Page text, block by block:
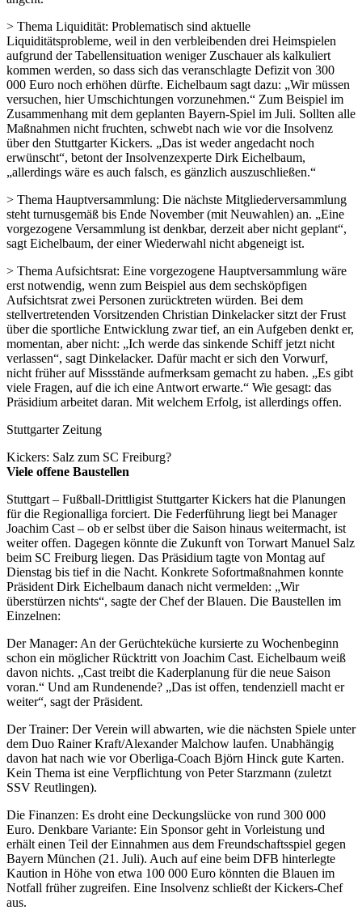
> Thema Liquidität: Problematisch sind aktuelle
Liquiditätsprobleme, weil in den verbleibenden drei Heimspielen
aufgrund der Tabellensituation weniger Zuschauer als kalkuliert
kommen werden, so dass sich das veranschlagte Defizit von 300
000 Euro noch erhöhen dürfte. Eichelbaum sagt dazu: „Wir müssen
versuchen, hier Umschichtungen vorzunehmen.“ Zum Beispiel im
Zusammenhang mit dem geplanten Bayern-Spiel im Juli. Sollten alle
Maßnahmen nicht fruchten, schwebt nach wie vor die Insolvenz
über den Stuttgarter Kickers. „Das ist weder angedacht noch
erwünscht“, betont der Insolvenzexperte Dirk Eichelbaum,
„allerdings wäre es auch falsch, es gänzlich auszuschließen.“
> Thema Hauptversammlung: Die nächste Mitgliederversammlung
steht turnusgemäß bis Ende November (mit Neuwahlen) an. „Eine
vorgezogene Versammlung ist denkbar, derzeit aber nicht geplant“,
sagt Eichelbaum, der einer Wiederwahl nicht abgeneigt ist.
> Thema Aufsichtsrat: Eine vorgezogene Hauptversammlung wäre
erst notwendig, wenn zum Beispiel aus dem sechsköpfigen
Aufsichtsrat zwei Personen zurücktreten würden. Bei dem
stellvertretenden Vorsitzenden Christian Dinkelacker sitzt der Frust
über die sportliche Entwicklung zwar tief, an ein Aufgeben denkt er,
momentan, aber nicht: „Ich werde das sinkende Schiff jetzt nicht
verlassen“, sagt Dinkelacker. Dafür macht er sich den Vorwurf,
nicht früher auf Missstände aufmerksam gemacht zu haben. „Es gibt
viele Fragen, auf die ich eine Antwort erwarte.“ Wie gesagt: das
Präsidium arbeitet daran. Mit welchem Erfolg, ist allerdings offen.
Stuttgarter Zeitung
Kickers: Salz zum SC Freiburg?
Viele offene Baustellen
Stuttgart – Fußball-Drittligist Stuttgarter Kickers hat die Planungen
für die Regionalliga forciert. Die Federführung liegt bei Manager
Joachim Cast – ob er selbst über die Saison hinaus weitermacht, ist
weiter offen. Dagegen könnte die Zukunft von Torwart Manuel Salz
beim SC Freiburg liegen. Das Präsidium tagte von Montag auf
Dienstag bis tief in die Nacht. Konkrete Sofortmaßnahmen konnte
Präsident Dirk Eichelbaum danach nicht vermelden: „Wir
überstürzen nichts“, sagte der Chef der Blauen. Die Baustellen im
Einzelnen:
Der Manager: An der Gerüchteküche kursierte zu Wochenbeginn
schon ein möglicher Rücktritt von Joachim Cast. Eichelbaum weiß
davon nichts. „Cast treibt die Kaderplanung für die neue Saison
voran.“ Und am Rundenende? „Das ist offen, tendenziell macht er
weiter“, sagt der Präsident.
Der Trainer: Der Verein will abwarten, wie die nächsten Spiele unter
dem Duo Rainer Kraft/Alexander Malchow laufen. Unabhängig
davon hat nach wie vor Oberliga-Coach Björn Hinck gute Karten.
Kein Thema ist eine Verpflichtung von Peter Starzmann (zuletzt
SSV Reutlingen).
Die Finanzen: Es droht eine Deckungslücke von rund 300 000
Euro. Denkbare Variante: Ein Sponsor geht in Vorleistung und
erhält einen Teil der Einnahmen aus dem Freundschaftsspiel gegen
Bayern München (21. Juli). Auch auf eine beim DFB hinterlegte
Kaution in Höhe von etwa 100 000 Euro könnten die Blauen im
Notfall früher zugreifen. Eine Insolvenz schließt der Kickers-Chef
aus.